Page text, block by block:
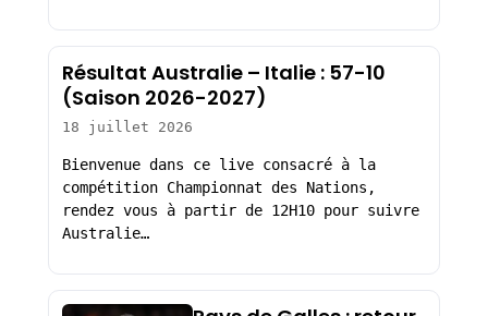
Résultat Australie – Italie : 57-10
(Saison 2026-2027)
18 juillet 2026
Bienvenue dans ce live consacré à la
compétition Championnat des Nations,
rendez vous à partir de 12H10 pour suivre
Australie…